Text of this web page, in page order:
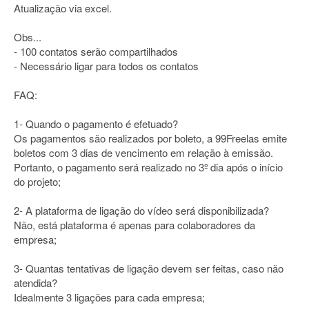
Atualização via excel.
Obs...
- 100 contatos serão compartilhados
- Necessário ligar para todos os contatos
FAQ:
1- Quando o pagamento é efetuado?
Os pagamentos são realizados por boleto, a 99Freelas emite
boletos com 3 dias de vencimento em relação à emissão.
Portanto, o pagamento será realizado no 3º dia após o início
do projeto;
2- A plataforma de ligação do vídeo será disponibilizada?
Não, está plataforma é apenas para colaboradores da
empresa;
3- Quantas tentativas de ligação devem ser feitas, caso não
atendida?
Idealmente 3 ligações para cada empresa;